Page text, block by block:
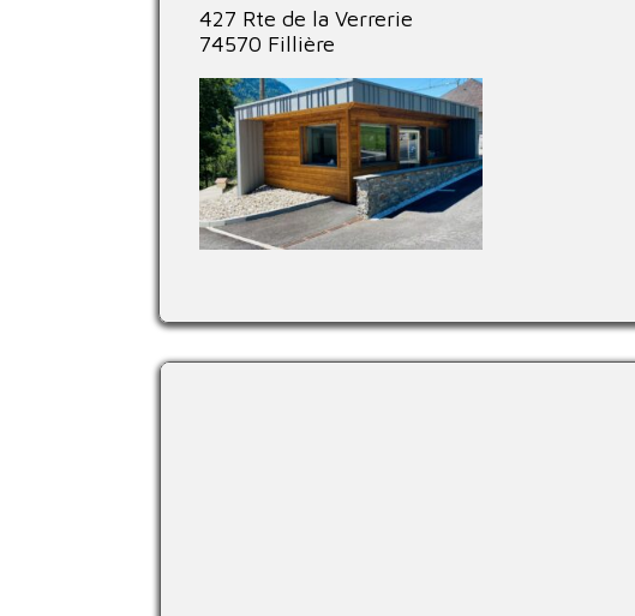
427 Rte de la Verrerie
74570 Fillière